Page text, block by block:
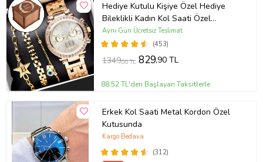
Hediye Kutulu Kişiye Özel Hediye
Bileklikli Kadın Kol Saati Özel
Kutusunda (Gold)
(453)
Aynı Gün Ücretsiz Teslimat
1349,00 TL 829,90 TL
88,52 TL'den Başlayan Taksitlerle
Erkek Kol Saati Metal Kordon Özel
Kutusunda
(312)
Kargo Bedava